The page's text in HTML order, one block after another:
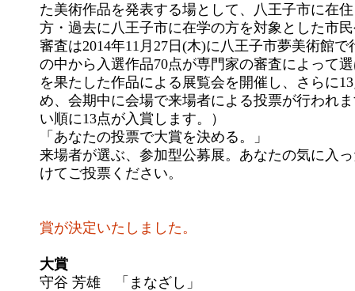
た美術作品を発表する場として、八王子市に在
方・過去に八王子市に在学の方を対象とした市
審査は2014年11月27日(木)に八王子市夢美術館
の中から入選作品70点が専門家の審査によって
を果たした作品による展覧会を開催し、さらに
め、会期中に会場で来場者による投票が行われ
い順に13点が入賞します。）
「あなたの投票で大賞を決める。」
来場者が選ぶ、参加型公募展。あなたの気に入
けてご投票ください。
賞が決定いたしました。
大賞
守谷 芳雄 「まなざし」